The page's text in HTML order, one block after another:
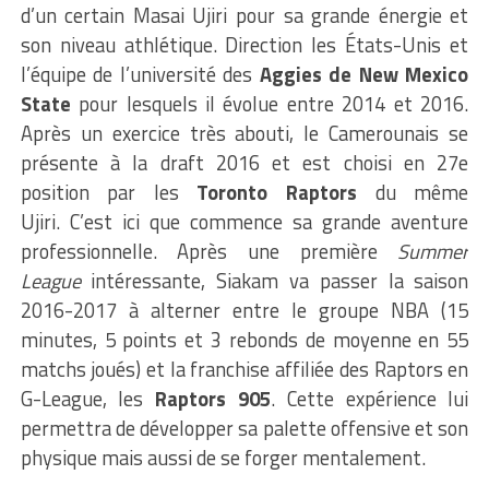
d’un certain Masai Ujiri pour sa grande énergie et
son niveau athlétique. Direction les États-Unis et
l’équipe de l’université des Aggies de New Mexico
State pour lesquels il évolue entre 2014 et 2016.
Après un exercice très abouti, le Camerounais se
présente à la draft 2016 et est choisi en 27e
position par les Toronto Raptors du même
Ujiri. C’est ici que commence sa grande aventure
professionnelle. Après une première Summer
Leagueintéressante, Siakam va passer la saison
2016-2017 à alterner entre le groupe NBA (15
minutes, 5 points et 3 rebonds de moyenne en 55
matchs joués) et la franchise affiliée des Raptors en
G-League, les Raptors 905. Cette expérience lui
permettra de développer sa palette offensive et son
physique mais aussi de se forger mentalement.